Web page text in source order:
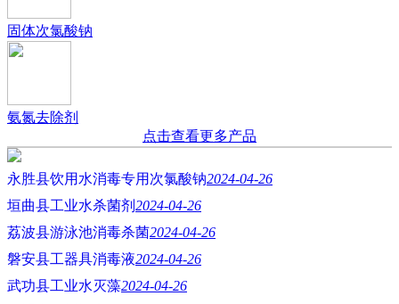
固体次氯酸钠
氨氮去除剂
点击查看更多产品
永胜县饮用水消毒专用次氯酸钠2024-04-26
垣曲县工业水杀菌剂 2024-04-26
荔波县游泳池消毒杀菌2024-04-26
磐安县工器具消毒液2024-04-26
武功县工业水灭藻2024-04-26